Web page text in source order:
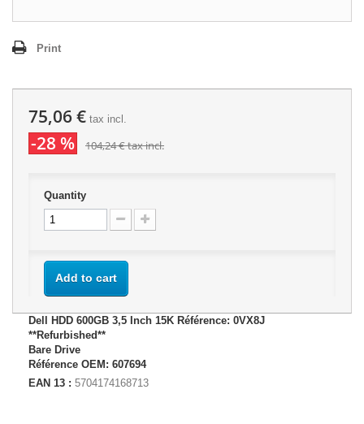
Print
75,06 € tax incl.
-28 % 104,24 €tax incl.
Quantity
Add to cart
Dell HDD 600GB 3,5 Inch 15K Référence: 0VX8J
**Refurbished**
Bare Drive
Référence OEM: 607694
EAN 13 : 5704174168713